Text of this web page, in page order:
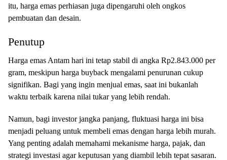
itu, harga emas perhiasan juga dipengaruhi oleh ongkos
pembuatan dan desain.
Penutup
Harga emas Antam hari ini tetap stabil di angka Rp2.843.000 per
gram, meskipun harga buyback mengalami penurunan cukup
signifikan. Bagi yang ingin menjual emas, saat ini bukanlah
waktu terbaik karena nilai tukar yang lebih rendah.
Namun, bagi investor jangka panjang, fluktuasi harga ini bisa
menjadi peluang untuk membeli emas dengan harga lebih murah.
Yang penting adalah memahami mekanisme harga, pajak, dan
strategi investasi agar keputusan yang diambil lebih tepat sasaran.